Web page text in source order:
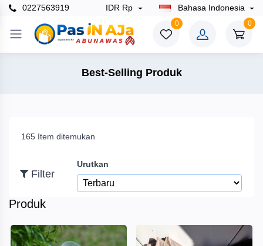
0227563919 IDR Rp Bahasa Indonesia
0 0
Best-Selling Produk
Filter
Merek
165 Item ditemukan
Filter
Urutkan
Produk